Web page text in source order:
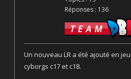
Réponses : 136
Un nouveau LR a été ajouté en
cyborgs c17 et c18.